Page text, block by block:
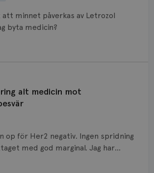
minnet påverkas av Letrozol
Bör jag byta medicin?
hormonsänkande behandling
man får så kan en del
påverkan på minnet. Prata din
aromatashämmare. Det kan ofta
en paus först, för att se att
men bäst är att prata med
alt medicin mot
op för Her2 negativ. Ingen spridning
med god marginal. Jag har
dagars strålning och är färdig